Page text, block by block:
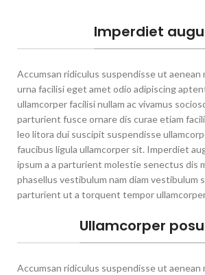
Imperdiet
Accumsan ridiculus suspendisse ut aenean
urna facilisi eget amet odio adipiscing
ullamcorper facilisi nullam ac vivamus
parturient fusce ornare dis curae etiam
leo litora dui suscipit suspendisse
faucibus ligula ullamcorper sit. Imperdiet
ipsum a a parturient molestie senectus dis
phasellus vestibulum nam diam vestibulum
parturient ut a torquent tempor
Ullamcorper
Accumsan ridiculus suspendisse ut aenean